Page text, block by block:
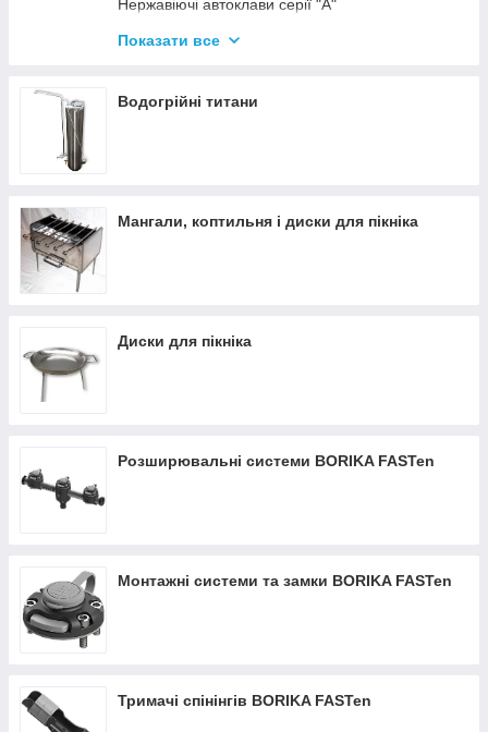
Нержавіючі автоклави серії "А"
Промислові автоклави
Комплектуючі для автоклавів
Показати все
Водогрійні титани
Мангали, коптильня і диски для пікніка
Диски для пікніка
Розширювальні системи BORIKA FASTen
Монтажні системи та замки BORIKA FASTen
Тримачі спінінгів BORIKA FASTen